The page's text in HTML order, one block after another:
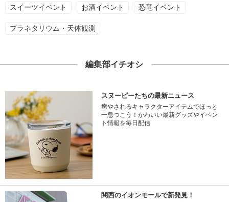
スイーツイベント お酒イベント 恐竜イベント
プラネタリウム・天体観測
編集部イチオシ
スヌーピーたちの最新ニュース
癒やされるキャラクターアイテムでほっと
一息つこう！かわいい最新グッズやイベン
ト情報を毎日配信
関西のイオンモールで新発見！